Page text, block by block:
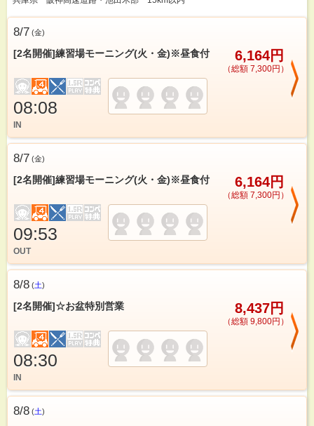
8/7 (金)
[2名開催]練習場モーニング(火・金)※昼食付 6,164円
（総額 7,300円）
08:08
IN
8/7 (金)
[2名開催]練習場モーニング(火・金)※昼食付 6,164円
（総額 7,300円）
09:53
OUT
8/8 (土)
[2名開催]☆お盆特別営業 8,437円
（総額 9,800円）
08:30
IN
8/8 (土)